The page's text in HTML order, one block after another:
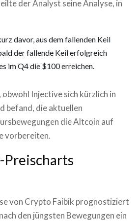
der Analyst seine Analyse, in
davor, aus dem fallenden Keil
der fallende Keil erfolgreich
im Q4 die $100 erreichen.
Injective sich kürzlich in
befand, die aktuellen
die Altcoin auf
vorbereiten.
Preischarts
von Crypto Faibik prognostiziert
den jüngsten Bewegungen ein